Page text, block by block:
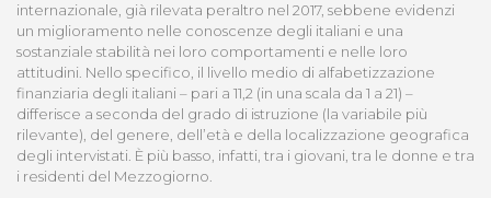
internazionale, già rilevata peraltro nel 2017, sebbene evidenzi
un miglioramento nelle conoscenze degli italiani e una
sostanziale stabilità nei loro comportamenti e nelle loro
attitudini. Nello specifico, il livello medio di alfabetizzazione
finanziaria degli italiani – pari a 11,2 (in una scala da 1 a 21) –
differisce a seconda del grado di istruzione (la variabile più
rilevante), del genere, dell’età e della localizzazione geografica
degli intervistati. È più basso, infatti, tra i giovani, tra le donne e tra
i residenti del Mezzogiorno.